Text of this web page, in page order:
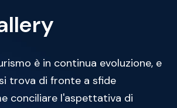
è in continua evoluzione, e
trova di fronte a sfide
conciliare l'aspettativa di